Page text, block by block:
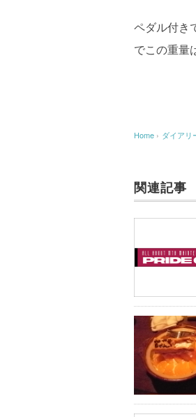
ペダル付き
でこの重量
Home › ダイアリ
関連記事